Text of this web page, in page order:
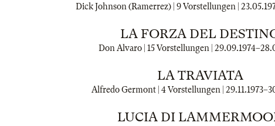
Dick Johnson (Ramerrez) | 9 Vorstellungen |
LA FORZA DEL
Don Alvaro | 15 Vorstellungen | 29.09.1974–
LA TRAVIATA
Alfredo Germont | 4 Vorstellungen | 29.11.1973–
LUCIA DI